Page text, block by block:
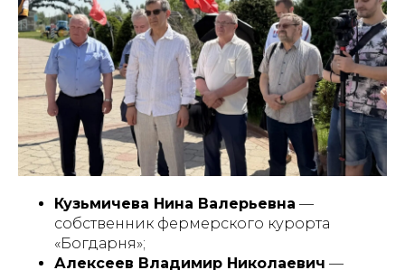
Кузьмичева Нина Валерьевна —
собственник фермерского курорта
«Богдарня»;
Алексеев Владимир Николаевич —